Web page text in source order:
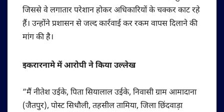
जिससे वे लगातार परेशान होकर अधिकारियों के चक्कर काट रहे
हैं। उन्होंने प्रशासन से जल्द कार्रवाई कर रकम वापस दिलाने की
मांग की है।
इकरारनामे में आरोपी ने किया उल्लेख
“मैं नीतेश उईके, पिता सियालाल उईके, निवासी ग्राम आमादाना
(जैतपुर), पोस्ट सिधौली, तहसील तामिया, जिला छिंदवाड़ा